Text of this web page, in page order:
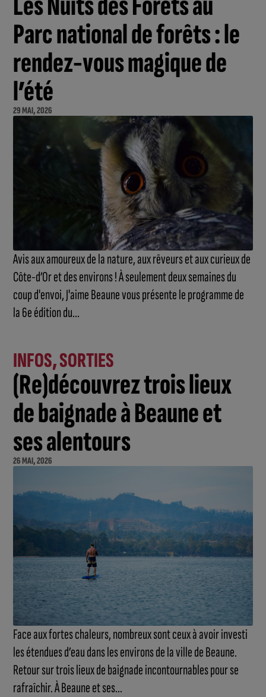
Parc national de forêts : le
rendez-vous magique de
l’été
29 MAI, 2026
Avis aux amoureux de la nature, aux rêveurs et aux curieux de
Côte-d’Or et des environs ! À seulement deux semaines du
coup d'envoi, J'aime Beaune vous présente le programme de
la 6e édition du...
INFOS,SORTIES
(Re)découvrez trois lieux
de baignade à Beaune et
ses alentours
26 MAI, 2026
Face aux fortes chaleurs, nombreux sont ceux à avoir investi
les étendues d’eau dans les environs de la ville de Beaune.
Retour sur trois lieux de baignade incontournables pour se
rafraîchir. À Beaune et ses...